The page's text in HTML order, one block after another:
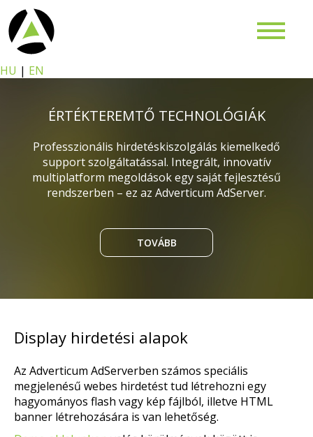
HU | EN
ÉRTÉKTEREMTŐ TECHNOLÓGIÁK
Professzionális hirdetéskiszolgálás kiemelkedő
support szolgáltatással. Integrált, innovatív
multiplatform megoldások egy saját fejlesztésű
rendszerben – ez az Adverticum AdServer.
TOVÁBB
Display hirdetési alapok
Az Adverticum AdServerben számos speciális
megjelenésű webes hirdetést tud létrehozni egy
hagyományos flash vagy kép fájlból, illetve HTML
banner létrehozására is van lehetőség.